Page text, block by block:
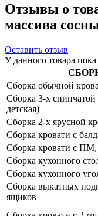
Отзывы о
массива
Оставить отзыв
У данного товара
Сборка обычной
Сборка 3-х спинчатой
детская)
Сборка 2-х ярусной
Сборка кровати с
Сборка кровати с
Сборка кухонного
Сборка кухонного
Сборка выкатных
ящиков